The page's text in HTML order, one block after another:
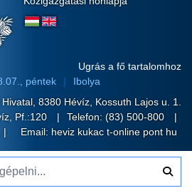
Ugrás a fő tartalomhoz
péntek
Ibolya
8380 Hévíz, Kossuth Lajos u. 1.
Pf.:120
Telefon: (83) 500-800
Email: heviz kukac t-online pont hu